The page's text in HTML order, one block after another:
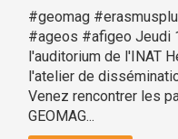
#geomag
#ageos #afigeo Jeudi
l'auditorium de l'INAT
l'atelier de
Venez rencontrer les
GEOMAG...